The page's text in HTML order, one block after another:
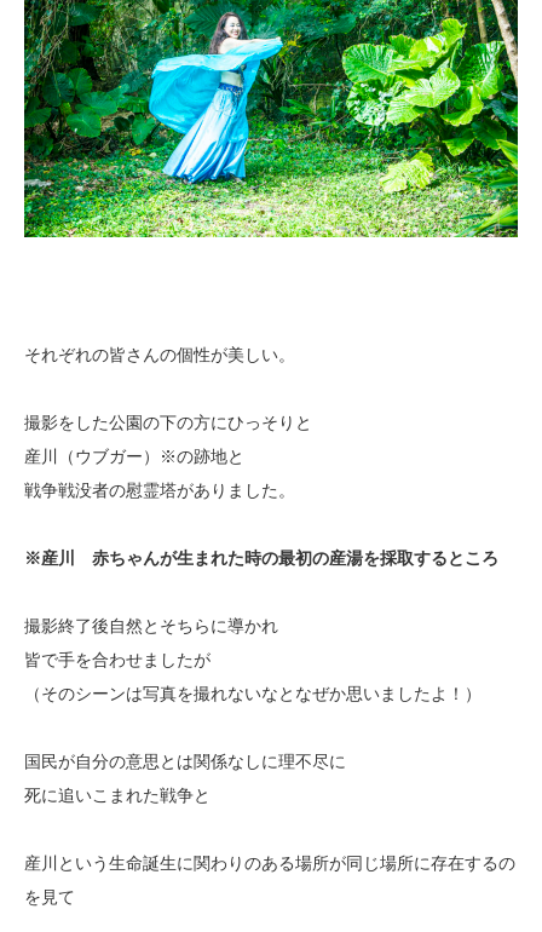
それぞれの皆さんの個性が美しい。
撮影をした公園の下の方にひっそりと
産川（ウブガー）※の跡地と
戦争戦没者の慰霊塔がありました。
※産川 赤ちゃんが生まれた時の最初の産湯を採取するところ
撮影終了後自然とそちらに導かれ
皆で手を合わせましたが
（そのシーンは写真を撮れないなとなぜか思いましたよ！）
国民が自分の意思とは関係なしに理不尽に
死に追いこまれた戦争と
産川という生命誕生に関わりのある場所が同じ場所に存在するの
を見て